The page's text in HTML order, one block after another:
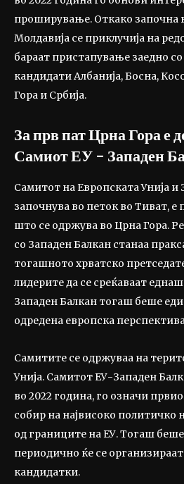
проширување. Откако започна
Молдавија се приклучија на
бараат пристапување заедно
кандидати Албанија, Босна,
Гора и Србија.
За прв пат Црна Гора е
Самиот ЕУ – Западен
Самитот на Европската Унија и
започнува во петок во Тиват, е
што се одржува во Црна Гора.
со Западен Балкан станаа
тогашното хрватско
лидерите да се среќаваат
Западен Балкан тогаш беше
одредена европска
Самитите се одржуваа на
Унија. Самитот ЕУ-Западен
во 2022 година, го означи
собир на највисоко политичко
од границите на ЕУ. Тогаш
периодично ќе се
кандидатки.